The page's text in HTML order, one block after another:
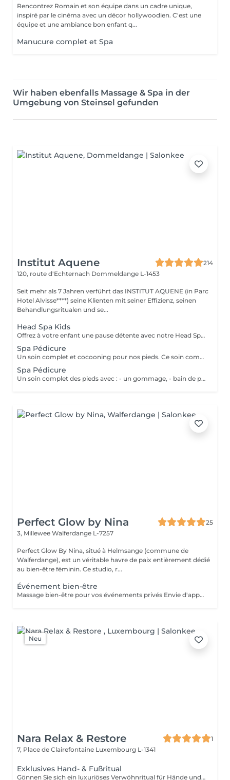
Rencontrez Romain et son équipe dans un cadre unique,
inspiré par le cinéma avec un décor hollywoodien. C'est une
équipe et une ambiance bon enfant q...
Manucure complet et Spa
Wir haben ebenfalls Massage & Spa in der
Umgebung von Steinsel gefunden
Institut Aquene
214
120, route d'Echternach Dommeldange L-1453
Seit mehr als 7 Jahren verführt das INSTITUT AQUENE (in Parc
Hotel Alvisse****) seine Klienten mit seiner Effizienz, seinen
Behandlungsritualen und se...
Head Spa Kids
Offrez à votre enfant une pause détente avec notre Head Spa Kids, un soin de 30 min spécialement conçu pour les jeunes de 10 à 13 ans. Ce rituel doux et apaisant prend soin de leur cuir chevelu tout en leur offrant un moment de relaxation adapté à leur âge. Ce soin comprend - Nettoyage délicat: Un lavage doux adapté aux cheveux et cuir chevelu des enfants. - Massage relaxant: Une gestuelle apaisante pour favoriser la détente et stimuler la microcirculation. - Hydratation légère: des produits respectueux, spécialement choisis pour nourrir et protéger leurs cheveux. Un sèche cheveux et des brosses sont mis à sa disposition pour que votre enfant ne sorte pas avec la tête mouillée
Spa Pédicure
Un soin complet et cocooning pour nos pieds. Ce soin comprend: - Un gommage - Une pédicure afin de soigner les ongles et les callosités des pieds - un massage (plus long que dans nos simple prestations de pédicure)
Spa Pédicure
Un soin complet des pieds avec : - un gommage, - bain de pieds, - pédicure pour le soin des ongles et traitement des peaux - d'un massage des pieds.
Perfect Glow by Nina
25
3, Millewee Walferdange L-7257
Perfect Glow By Nina, situé à Helmsange (commune de
Walferdange), est un véritable havre de paix entièrement dédié
au bien-être féminin. Ce studio, r...
Événement bien-être
Massage bien-être pour vos événements privés Envie d'apporter une touche de détente et d'originalité à votre événement ? Je propose des séances de massage bien-être lors de vos événements privés, dans une ambiance conviviale et relaxante. Idéal pour : Enterrement de vie de jeune fille (EVJF) Anniversaire Baby shower Journée entre amies Brunch bien-être Soirée privée Événement d'entreprise ou journée bien-être Toute autre occasion spéciale Chaque prestation est adaptée à votre événement et à vos envies, afin d'offrir à vos invités un véritable moment de relaxation. Pour connaître les formules disponibles, les tarifs ou obtenir un devis personnalisé, n'hésitez pas à me contacter.
Neu
Nara Relax & Restore
1
7, Place de Clairefontaine Luxembourg L-1341
Exklusives Hand- & Fußritual
Gönnen Sie sich ein luxuriöses Verwöhnritual für Hände und Füße, das die Haut pflegt, geschmeidig macht und für ein rundum entspanntes Wohlgefühl sorgt. Fußbehandlung (45 Min.) Fußbad Fußpeeling Fußmassage Warme Paraffinbehandlung Handbehandlung (30 Min.) Handpeeling Handmassage Warme Paraffinbehandlung Diese exklusive Behandlung kombiniert Peeling, Massage und die wohltuende Wärme von Paraffin, um die Haut intensiv zu pflegen, trockene Stellen zu revitalisieren und Händen sowie Füßen neue Geschmeidigkeit zu verleihen.